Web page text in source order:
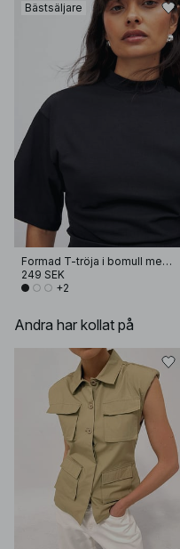
Bästsäljare
Formad T-tröja i bomull med trattkrage
249 SEK
+2
Andra har kollat på